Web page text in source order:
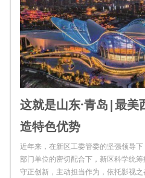
这就是山东·青岛|最美
造特色优势
近年来，在新区工委管委的坚强领导
部门单位的密切配合下，新区科学统
守正创新，主动担当作为，依托影视